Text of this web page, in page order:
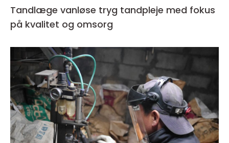
Tandlæge vanløse tryg tandpleje med fokus
på kvalitet og omsorg